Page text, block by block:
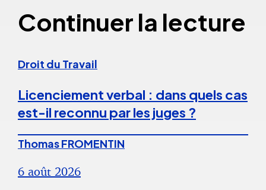
Continuer la lecture
Droit du Travail
Licenciement verbal : dans quels cas
est-il reconnu par les juges ?
Thomas FROMENTIN
6 août 2026